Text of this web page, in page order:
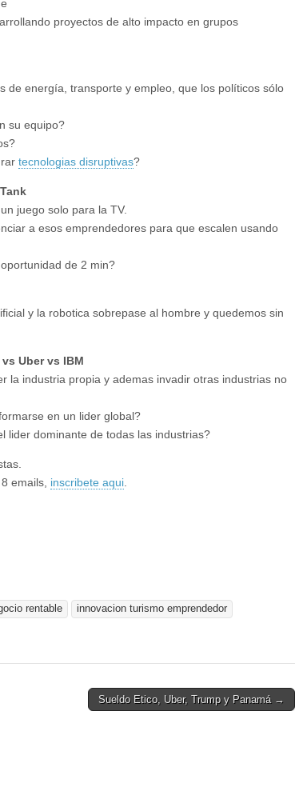
proyectos de alto impacto en grupos
de energía, transporte y empleo, que los políticos sólo
su equipo?
tecnologias disruptivas?
juego solo para la TV.
a esos emprendedores para que escalen usando
de 2 min?
y la robotica sobrepase al hombre y quedemos sin
Uber vs IBM
la industria propia y ademas invadir otras industrias no
en un lider global?
lider dominante de todas las industrias?
emails, inscribete aqui
rentable
innovacion turismo emprendedor
Sueldo Etico, Uber, Trump y Panamá →